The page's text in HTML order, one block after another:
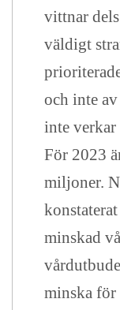
vittnar
väldigt
och inte
inte verkar
För 2023
miljoner.
minskad
minska för